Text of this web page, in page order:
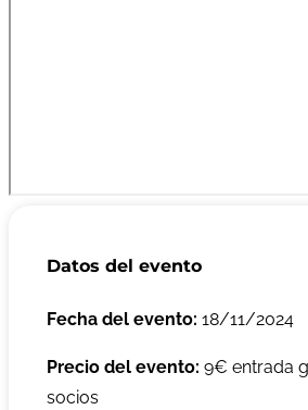
Datos del evento
Fecha del evento: 18/11/2024
Precio del evento: 9€ entrada
socios